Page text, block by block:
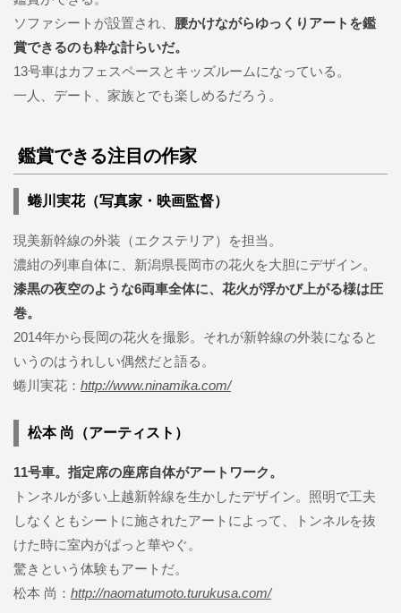
ソファシートが設置され、 腰かけながらゆっくりアートを鑑
賞できるのも粋な計らいだ。
13号車はカフェスペースとキッズルームになっている。
一人、デート、家族とでも楽しめるだろう。
鑑賞できる注目の作家
蜷川実花（写真家・映画監督）
現美新幹線の外装（エクステリア）を担当。
濃紺の列車自体に、新潟県長岡市の花火を大胆にデザイン。
漆黒の夜空のような6両車全体に、花火が浮かび上がる様は圧
巻。
2014年から長岡の花火を撮影。それが新幹線の外装になると
いうのはうれしい偶然だと語る。
蜷川実花： http://www.ninamika.com/
松本 尚（アーティスト）
11号車。指定席の座席自体がアートワーク。
トンネルが多い上越新幹線を生かしたデザイン。照明で工夫
しなくともシートに施されたアートによって、トンネルを抜
けた時に室内がぱっと華やぐ。
驚きという体験もアートだ。
松本 尚： http://naomatumoto.turukusa.com/